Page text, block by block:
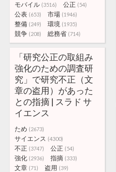
モバイル (3516) 公正 (54)
公表 (653) 市場 (1946)
整備 (249) 環境 (1935)
競争 (208) 総務省 (714)
「研究公正の取組み
強化のための調査研
究」で研究不正（文
章の盗用）があった
との指摘 | スラド サ
イエンス
ため (2673)
サイエンス (4300)
不正 (3747) 公正 (54)
強化 (2936) 指摘 (333)
文章 (71) 盗用 (39)